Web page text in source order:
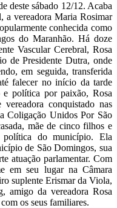
deste sábado 12/12. Acaba
a vereadora Maria Rosimar
conhecida como
do Maranhão. Há doze
Vascular Cerebral, Rosa
de Presidente Dutra, onde
em seguida, transferida
falecer no início da tarde
e política por paixão, Rosa
conquistado nas
Coligação Unidos Por São
mãe de cinco filhos e
do município. Ela
de São Domingos, sua
atuação parlamentar. Com
em seu lugar na Câmara
suplente Erismar da Viola,
da vereadora Rosa
os seus familiares.